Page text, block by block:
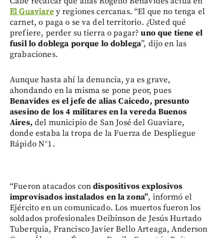
El Guaviare y regiones cercanas. “El que no tenga el
carnet, o paga o se va del territorio. ¿Usted qué
prefiere, perder su tierra o pagar?uno que tiene el
fusil lo doblega porque lo doblega”, dijo en las
grabaciones.
Aunque hasta ahí la denuncia, ya es grave,
ahondando en la misma se pone peor, pues
Benavides es el jefe de alias Caicedo, presunto
asesino de los 4 militares en la vereda Buenos
Aires, del municipio de San José del Guaviare,
donde estaba la tropa de la Fuerza de Despliegue
Rápido N°1.
“Fueron atacados condispositivos explosivos
improvisados instalados en la zona”, informó el
Ejército en un comunicado. Los muertos fueron los
soldados profesionales Deibinson de Jesús Hurtado
Tuberquia, Francisco Javier Bello Arteaga, Anderson